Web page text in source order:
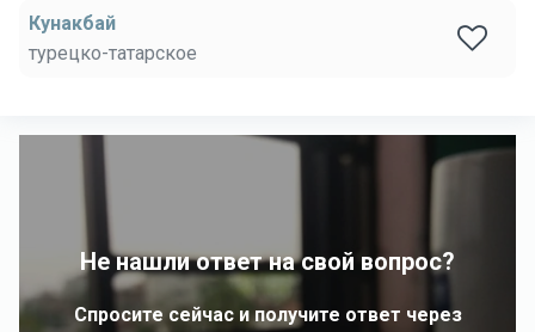
Кунакбай
турецко-татарское
Не нашли ответ на свой вопрос?
Спросите сейчас и получите ответ через